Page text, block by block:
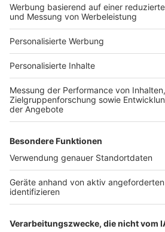
Bauprojekt-Profil
Für Unternehmen
Ihre Baufirma auf bauen.de
Kostenloses Infogespräch